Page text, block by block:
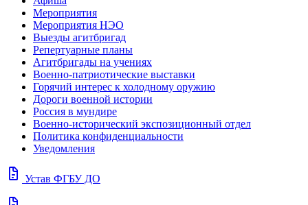
Мероприятия
Мероприятия НЭО
Выезды агитбригад
Репертуарные планы
Агитбригады на учениях
Военно-патриотические выставки
Горячий интерес к холодному оружию
Дороги военной истории
Россия в мундире
Военно-исторический экспозиционный отдел
Политика конфиденциальности
Уведомления
docs Устав ФГБУ ДО